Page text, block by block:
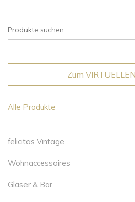
Suche
Zum
Alle Produkte
felicitas Vintage
Wohnaccessoires
Gläser & Bar